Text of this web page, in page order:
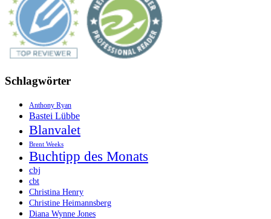
Schlagwörter
Anthony Ryan
Bastei Lübbe
Blanvalet
Brent Weeks
Buchtipp des Monats
cbj
cbt
Christina Henry
Christine Heimannsberg
Diana Wynne Jones